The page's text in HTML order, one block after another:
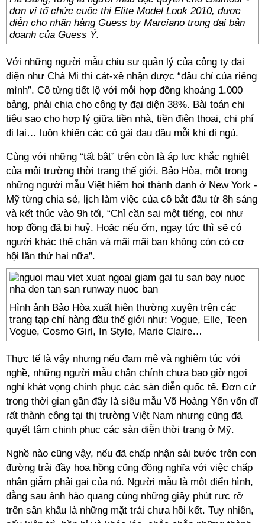
đơn vị tổ chức cuộc thi Elite Model Look 2010, được
diễn cho nhãn hàng Guess by Marciano trong đại bản
doanh của Guess Ý.
Với những người mẫu chịu sự quản lý của công ty đại
diện như Chà Mi thì cát-xê nhận được “đâu chỉ của riêng
mình”. Cô từng tiết lộ với mỗi hợp đồng khoảng 1.000
bảng, phải chia cho công ty đại diện 38%. Bài toán chi
tiêu sao cho hợp lý giữa tiền nhà, tiền điện thoại, chi phí
đi lại… luôn khiến các cô gái đau đầu mỗi khi đi ngủ.
Cùng với những “tất bật” trên còn là áp lực khắc nghiệt
của môi trường thời trang thế giới. Bảo Hòa, một trong
những người mẫu Việt hiếm hoi thành danh ở New York -
Mỹ từng chia sẻ, lịch làm việc của cô bắt đầu từ 8h sáng
và kết thúc vào 9h tối, “Chỉ cần sai một tiếng, coi như
hợp đồng đã bị huỷ. Hoặc nếu ốm, ngay tức thì sẽ có
người khác thế chân và mãi mãi bạn không còn có cơ
hội lần thứ hai nữa”.
Hình ảnh Bảo Hòa xuất hiện thường xuyên trên các
trang tạp chí hàng đầu thế giới như: Vogue, Elle, Teen
Vogue, Cosmo Girl, In Style, Marie Claire…
Thực tế là vậy nhưng nếu đam mê và nghiêm túc với
nghề, những người mẫu chân chính chưa bao giờ ngơi
nghỉ khát vọng chinh phục các sàn diễn quốc tế. Đơn cử
trong thời gian gần đây là siêu mẫu Võ Hoàng Yến vốn dĩ
rất thành công tại thị trường Việt Nam nhưng cũng đã
quyết tâm chinh phục các sàn diễn thời trang ở Mỹ.
Nghề nào cũng vậy, nếu đã chấp nhận sải bước trên con
đường trải đầy hoa hồng cũng đồng nghĩa với việc chấp
nhận giẫm phải gai của nó. Người mẫu là một điển hình,
đằng sau ánh hào quang cùng những giây phút rực rỡ
trên sân khấu là những mặt trái chưa hồi kết. Tuy nhiên,